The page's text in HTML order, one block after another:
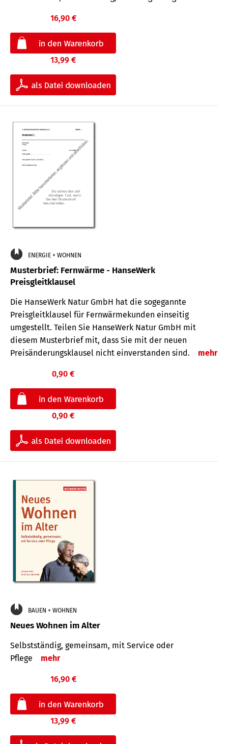
16,90 €
13,99 €
ENERGIE + WOHNEN
Musterbrief: Fernwärme - HanseWerk
Preisgleitklausel
Die HanseWerk Natur GmbH hat die sogegannte
Preisgleitklausel für Fernwärmekunden einseitig
umgestellt. Teilen Sie HanseWerk Natur GmbH mit
diesem Musterbrief mit, dass Sie mit der neuen
Preisänderungsklausel nicht einverstanden sind.
mehr
0,90 €
0,90 €
BAUEN + WOHNEN
Neues Wohnen im Alter
Selbstständig, gemeinsam, mit Service oder
Pflege
mehr
16,90 €
13,99 €